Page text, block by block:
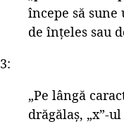
începe să
de înțeles sau
3:
„Pe lângă
drăgălaș, „x”-